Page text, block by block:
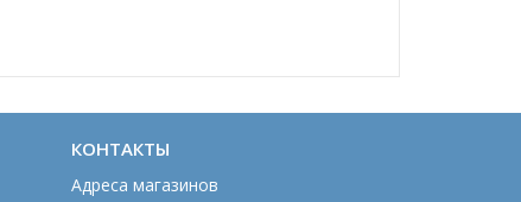
КОНТАКТЫ
Адреса магазинов